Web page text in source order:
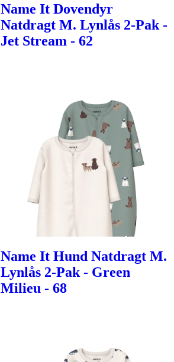
Name It Dovendyr
Natdragt M. Lynlås 2-Pak -
Jet Stream - 62
Name It Hund Natdragt M.
Lynlås 2-Pak - Green
Milieu - 68